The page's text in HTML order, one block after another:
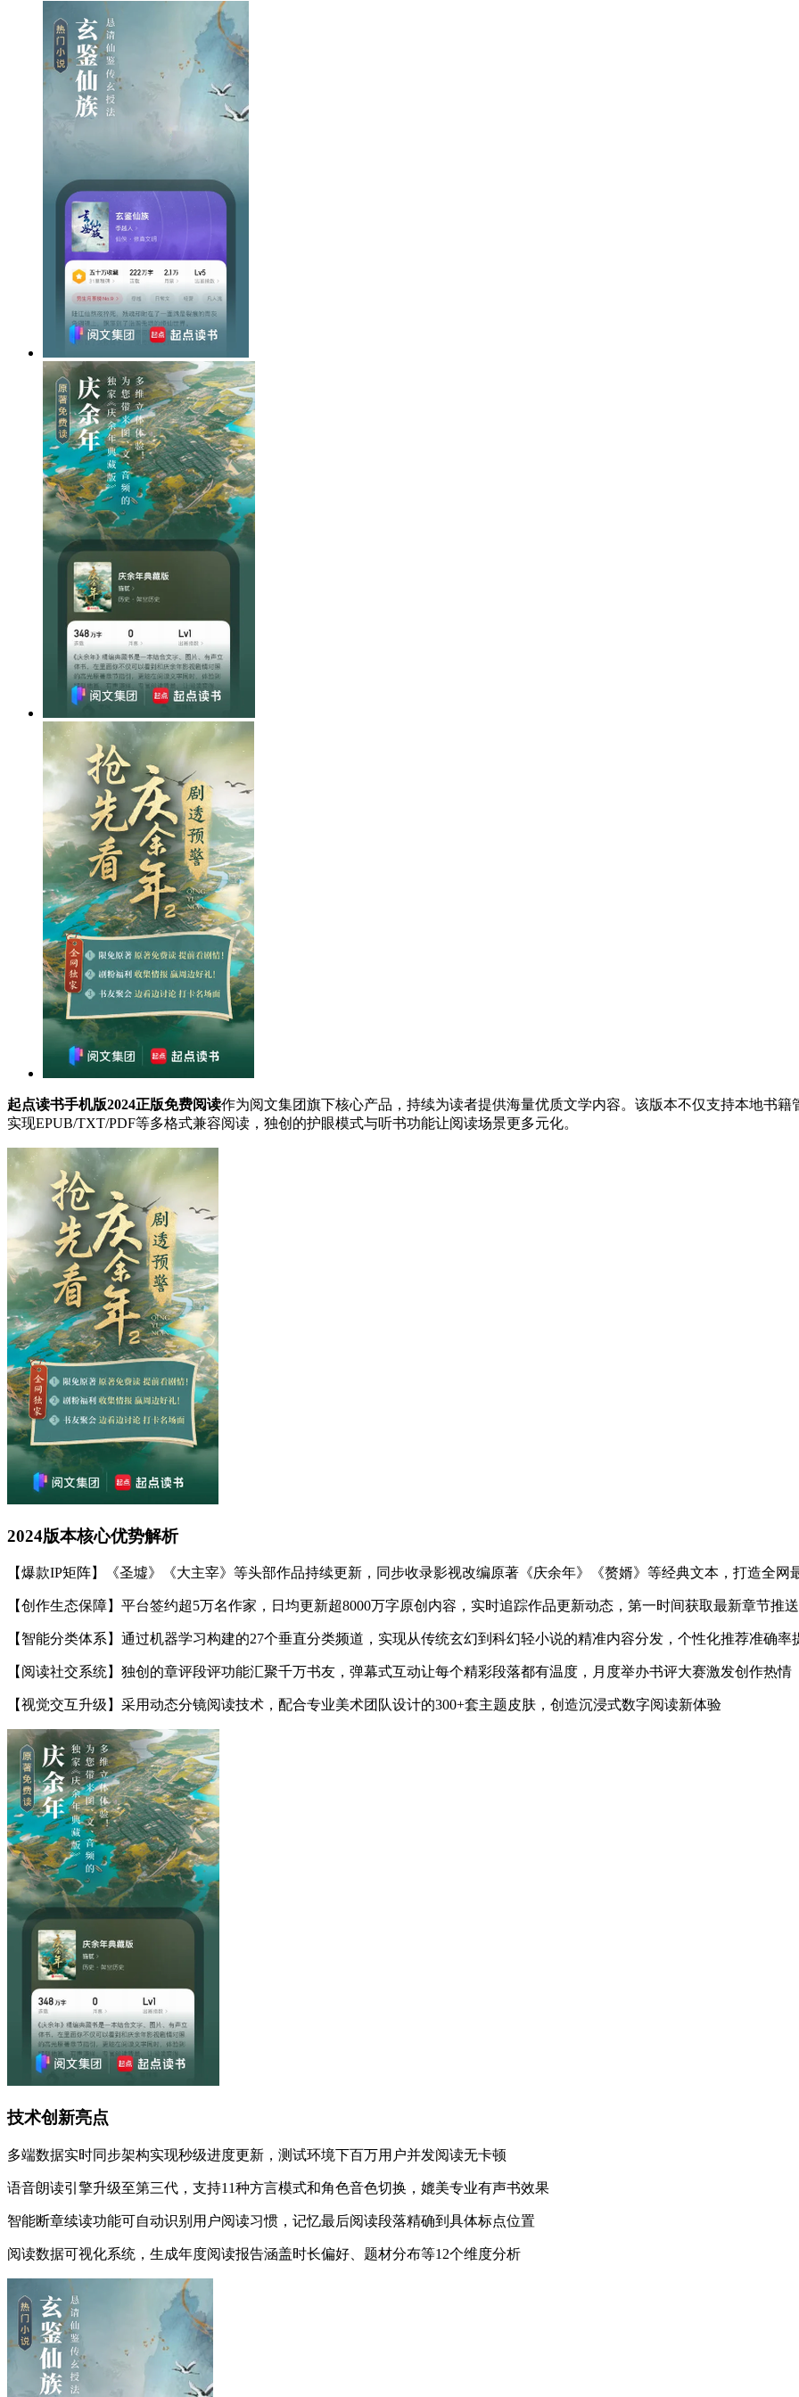
起点读书手机版2024正版免费阅读作为阅文集团旗下核心产品，持续为读者提供海量优质文学内容。该版本不仅支持本地书
实现EPUB/TXT/PDF等多格式兼容阅读，独创的护眼模式与听书功能让阅读场景更多元化。
2024版本核心优势解析
【爆款IP矩阵】《圣墟》《大主宰》等头部作品持续更新，同步收录影视改编原著《庆余年》《赘婿》等经典文本，打造全网
【创作生态保障】平台签约超5万名作家，日均更新超8000万字原创内容，实时追踪作品更新动态，第一时间获取最新章节推送
【智能分类体系】通过机器学习构建的27个垂直分类频道，实现从传统玄幻到科幻轻小说的精准内容分发，个性化推荐准确率
【阅读社交系统】独创的章评段评功能汇聚千万书友，弹幕式互动让每个精彩段落都有温度，月度举办书评大赛激发创作热情
【视觉交互升级】采用动态分镜阅读技术，配合专业美术团队设计的300+套主题皮肤，创造沉浸式数字阅读新体验
技术创新亮点
多端数据实时同步架构实现秒级进度更新，测试环境下百万用户并发阅读无卡顿
语音朗读引擎升级至第三代，支持11种方言模式和角色音色切换，媲美专业有声书效果
智能断章续读功能可自动识别用户阅读习惯，记忆最后阅读段落精确到具体标点位置
阅读数据可视化系统，生成年度阅读报告涵盖时长偏好、题材分布等12个维度分析